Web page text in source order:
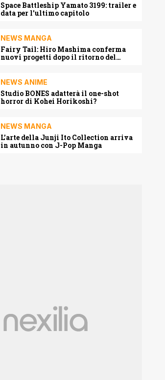
Space Battleship Yamato 3199: trailer e
data per l’ultimo capitolo
NEWS MANGA
Fairy Tail: Hiro Mashima conferma
nuovi progetti dopo il ritorno del
NEWS ANIME
Studio BONES adatterà il one-shot
horror di Kohei Horikoshi?
NEWS MANGA
L’arte della Junji Ito Collection arriva
in autunno con J-Pop Manga